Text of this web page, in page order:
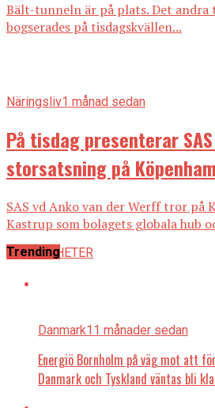
Bält-tunneln är på plats. Det
bogserades på tisdagskvällen...
Näringsliv1 månad sedan
På tisdag presenterar
storsatsning på
SAS vd Anko van der Werff tror på
Kastrup som bolagets globala hub
ALLA NYHETER
Trending
Danmark11 månader sedan
Energiö Bornholm på väg mot att
Danmark och Tyskland väntas bli